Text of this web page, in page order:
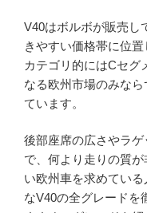
V40はボルボが販売し
きやすい価格帯に位置
カテゴリ的にはCセグ
なる欧州市場のみな
ています。
後部座席の広さやラ
で、何より走りの質
い欧州車を求めてい
なV40の全グレードを